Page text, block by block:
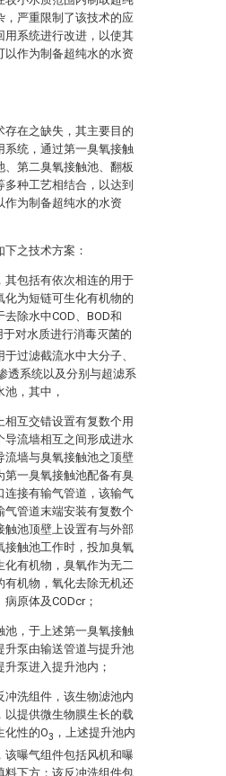
，严重限制了该技术的应
用系统进行改进，以使其
作为制备超纯水的水资
在之缺失，其主要目的
统，通过第一臭氧接触
第二臭氧接触池、翻板
种工艺相结合，以达到
作为制备超纯水的水资
之技术方案：
其包括有依次相连的用于
化为短链可生化有机物的
除水中COD、BOD和
对水质进行消毒灭菌的
过滤截流水中大分子、
透系统以及分别与超滤系
，其中，
互交错设置有复数个用
导流墙相互之间形成进水
流墙与臭氧接触池之顶壁
第一臭氧接触池配备有臭
连接有输气管道，该输气
气管道末端安装有复数个
触池顶壁上设置有与外部
接触池工作时，投加臭氧
化有机物，臭氧作为无二
有机物，氧化去除无机还
原体及CODcr；
池，于上述第一臭氧接触
升泵由输送管道与提升池
泵进入提升池内；
洗组件，该生物滤池内
以提供微生物膜生长的载
化性的O3 ，上述提升池内
该曝气组件包括风机和曝
料下方；该反冲洗组件包